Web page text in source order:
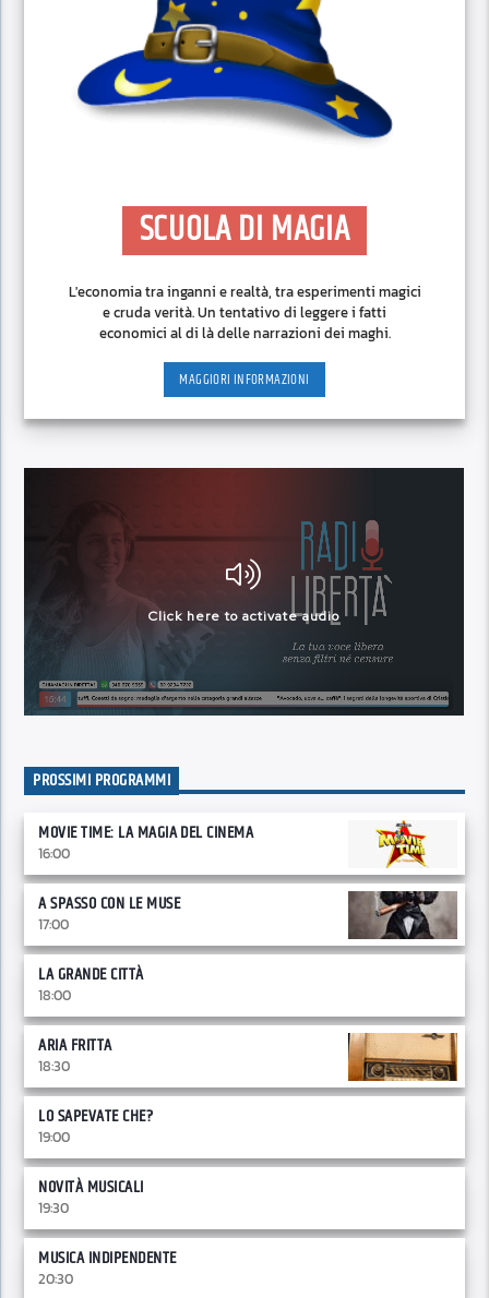
SCUOLA DI MAGIA
L'economia tra inganni e realtà, tra esperimenti magici
e cruda verità. Un tentativo di leggere i fatti
economici al di là delle narrazioni dei maghi.
MAGGIORI INFORMAZIONI
PROSSIMI PROGRAMMI
MOVIE TIME: LA MAGIA DEL CINEMA
16:00
A SPASSO CON LE MUSE
17:00
LA GRANDE CITTÀ
18:00
ARIA FRITTA
18:30
LO SAPEVATE CHE?
19:00
NOVITÀ MUSICALI
19:30
MUSICA INDIPENDENTE
20:30